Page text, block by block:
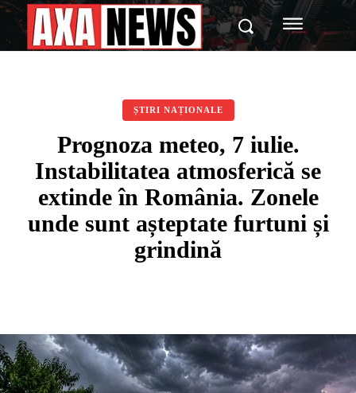
ȘTIRI NAȚIONALE
Prognoza meteo, 7 iulie.
Instabilitatea atmosferică se
extinde în România. Zonele
unde sunt așteptate furtuni și
grindină